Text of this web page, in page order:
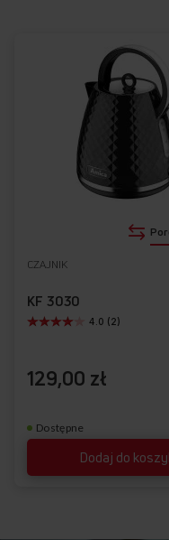
Przytrzymaj palec
zawartość.
+
Schowek na
Obrotowa
Baza
Poznaj
Dostępne
CZAJNIK
KF 3030
Dodaj do
4.0 (2)
129,00 zł